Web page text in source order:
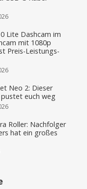
Lite Dashcam im
mit 1080p
Preis-Leistungs-
Neo 2: Dieser
euch weg
Roller: Nachfolger
hat ein großes